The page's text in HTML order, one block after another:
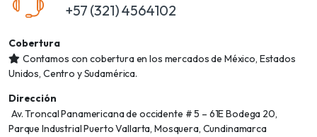
+57 (321) 4564102
Cobertura
Contamos con cobertura en los mercados de México, Estados
Unidos, Centro y Sudamérica.
Dirección
Av. Troncal Panamericana de occidente # 5 – 61E Bodega 20,
Parque Industrial Puerto Vallarta, Mosquera, Cundinamarca